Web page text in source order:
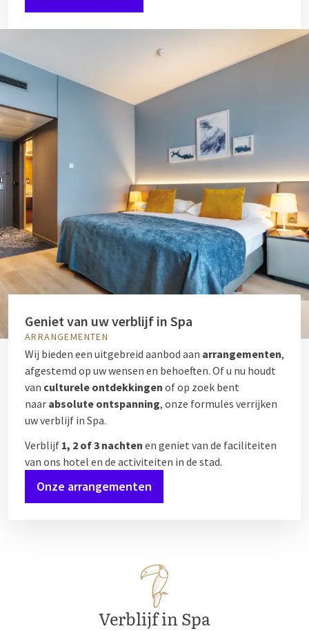
Geniet van uw verblijf in Spa
ARRANGEMENTEN
Wij bieden een uitgebreid aanbod aan arrangementen,
afgestemd op uw wensen en behoeften. Of u nu houdt
van culturele ontdekkingen of op zoek bent
naar absolute ontspanning, onze formules verrijken
uw verblijf in Spa.
Verblijf 1, 2 of 3 nachten en geniet van de faciliteiten
van ons hotel en de activiteiten in de stad.
Onze arrangementen
Verblijf in Spa